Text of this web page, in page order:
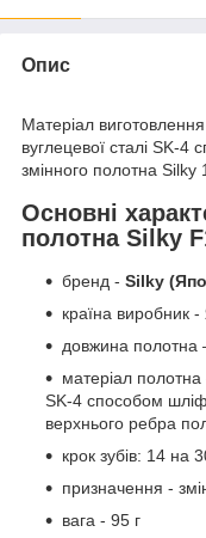
Опис
Матеріал
вуглецевої сталі SK-4
змінного полотна
Основні
полотна Silky
бренд - Silky
країна виробник -
довжина полотна
матеріал полотна
SK-4 способом
верхнього ребра
крок зубів: 14 на
призначення -
вага - 95 г